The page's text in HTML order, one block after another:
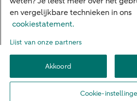
Over ABN AMRO
Werken bij ABN AMRO
DuurzaamheidVeiligheidPrivacy
© 2026 ABN
en vergelijkbare technieken in ons
cookiestatement.
Lijst van onze partners
Akkoord
Cookie-